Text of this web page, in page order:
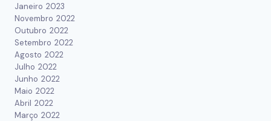
Janeiro 2023
Novembro 2022
Outubro 2022
Setembro 2022
Agosto 2022
Julho 2022
Junho 2022
Maio 2022
Abril 2022
Março 2022